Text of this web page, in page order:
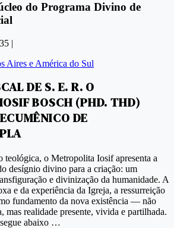
do Programa Divino de
|
Aires e América do Sul
DE S. E. R. O
BOSCH (PHD. THD)
DE
teológica, o Metropolita Iosif apresenta a
desígnio divino para a criação: um
e divinização da humanidade. A
e da experiência da Igreja, a ressurreição
fundamento da nova existência — não
mas realidade presente, vivida e partilhada.
abaixo …